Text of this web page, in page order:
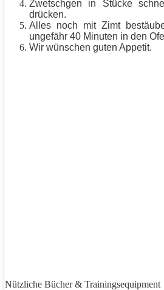
Zwetschgen in Stücke
drücken.
Alles noch mit Zimt
ungefähr 40 Minuten in den
Wir wünschen guten Appetit.
Nützliche Bücher & Trainingsequipment